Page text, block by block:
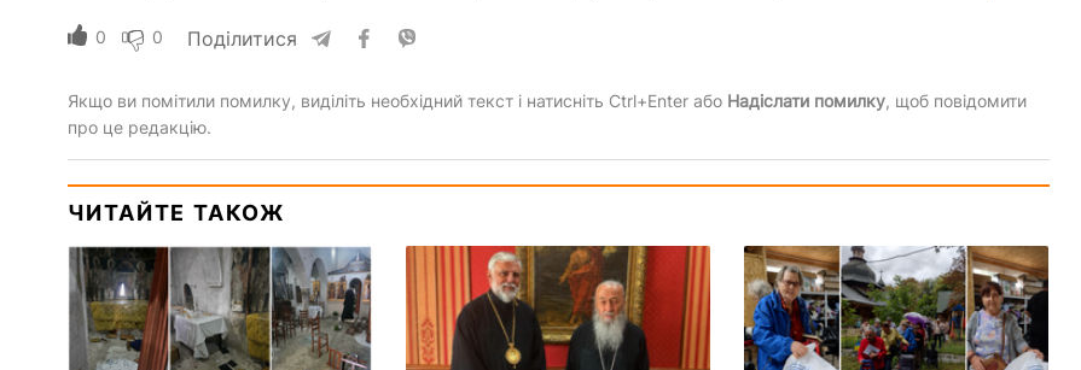
0 0 Поділитися
Якщо ви помітили помилку, виділіть необхідний текст і натисніть Ctrl+Enter або Надіслати помилку, щоб повідомити
про це редакцію.
ЧИТАЙТЕ ТАКОЖ